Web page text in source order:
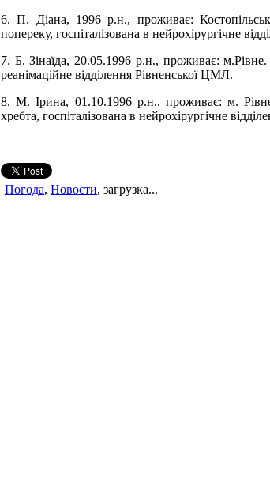
6. П. Діана, 1996 р.н., проживає:
попереку, госпіталізована в нейрохірургічне
7. Б. Зінаїда, 20.05.1996 р.н., проживає: м.Рівне.
реанімаційне відділення Рівненської ЦМЛ.
8. М. Ірина, 01.10.1996 р.н., проживає: м.
хребта, госпіталізована в нейрохірургічне
Погода, Новости, загрузка...